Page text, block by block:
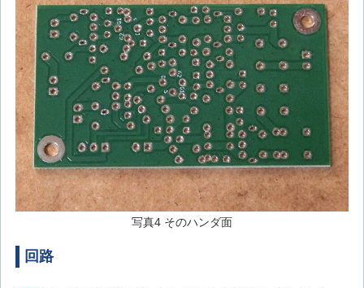
写真4 そのハンダ面
回路